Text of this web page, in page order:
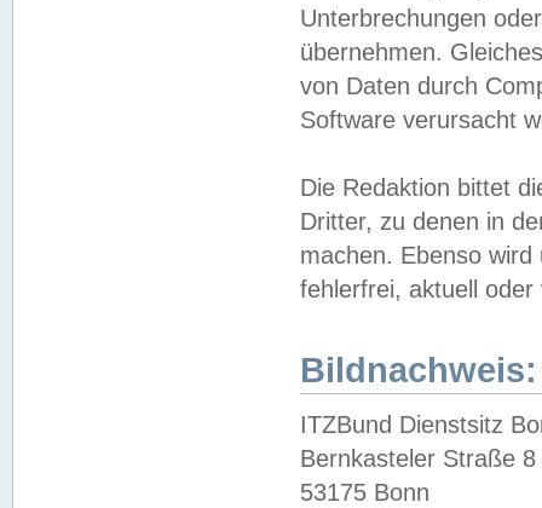
Unterbrechungen
übernehmen.
von Daten durch
Software verursacht
Die Redaktion bittet
Dritter, zu denen in
machen. Ebenso
fehlerfrei, aktuell oder
Bildnachweis:
ITZBund Dienstsitz
Bernkasteler Straße 8
53175 Bonn